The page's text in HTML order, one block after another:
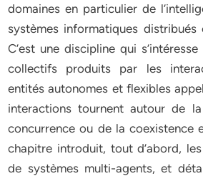
domaines en particulier de
systèmes informatiques
C’est une discipline qui
collectifs produits par les
entités autonomes et flexibles
interactions tournent autour de
concurrence ou de la coexistence
chapitre introduit, tout d’abord,
de systèmes multi-agents, et